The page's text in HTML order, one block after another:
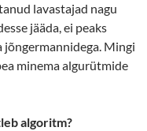
lavastajad nagu
jääda, ei peaks
jõngermannidega. Mingi
minema algurütmide
algoritm?